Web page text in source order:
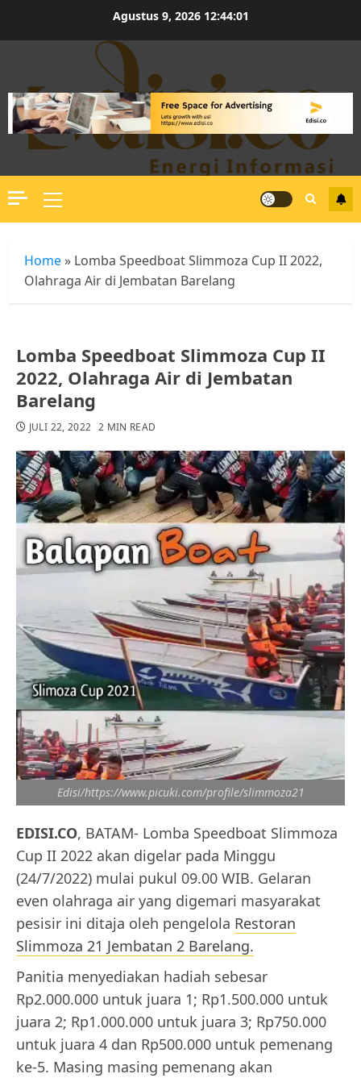
Agustus 9, 2026 12:44:01
Primary
Menu
Home » Lomba Speedboat Slimmoza Cup II 2022,
Olahraga Air di Jembatan Barelang
Lomba Speedboat Slimmoza Cup II
2022, Olahraga Air di Jembatan
Barelang
JULI 22, 2022 2 MIN READ
Edisi/https://www.picuki.com/profile/slimmoza21
EDISI.CO, BATAM- Lomba Speedboat Slimmoza
Cup II 2022 akan digelar pada Minggu
(24/7/2022) mulai pukul 09.00 WIB. Gelaran
even olahraga air yang digemari masyarakat
pesisir ini ditaja oleh pengelola Restoran
Slimmoza 21 Jembatan 2 Barelang.
Panitia menyediakan hadiah sebesar
Rp2.000.000 untuk juara 1; Rp1.500.000 untuk
juara 2; Rp1.000.000 untuk juara 3; Rp750.000
untuk juara 4 dan Rp500.000 untuk pemenang
ke-5. Masing masing pemenang akan